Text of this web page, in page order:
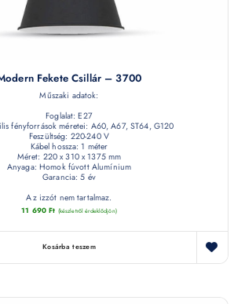
Fekete Csillár – 3700
Műszaki adatok:
Foglalat: E27
fényforrások méretei: A60, A67, ST64, G120
Feszültség: 220-240 V
Kábel hossza: 1 méter
Méret: 220 x 310 x 1375 mm
Anyaga: Homok fúvott Alumínium
Garancia: 5 év
Az izzót nem tartalmaz.
11 690Ft (készletről érdeklődjön)
Kosárba teszem